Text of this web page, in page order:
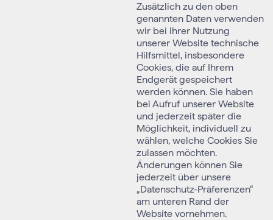
Zusätzlich zu den oben
genannten Daten verwenden
wir bei Ihrer Nutzung
unserer Website technische
Hilfsmittel, insbesondere
Cookies, die auf Ihrem
Endgerät gespeichert
werden können. Sie haben
bei Aufruf unserer Website
und jederzeit später die
Möglichkeit, individuell zu
wählen, welche Cookies Sie
zulassen möchten.
Änderungen können Sie
jederzeit über unsere
„Datenschutz-Präferenzen“
am unteren Rand der
Website vornehmen.